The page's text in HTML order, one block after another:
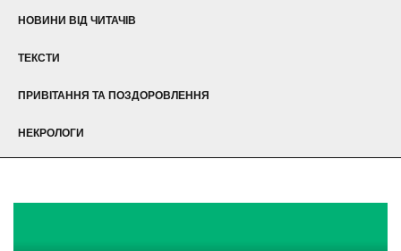
НОВИНИ ВІД ЧИТАЧІВ
ТЕКСТИ
ПРИВІТАННЯ ТА ПОЗДОРОВЛЕННЯ
НЕКРОЛОГИ